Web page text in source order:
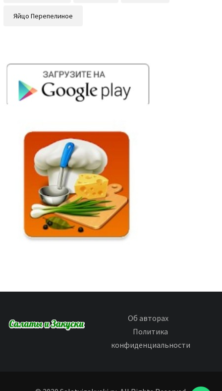
Яйцо Перепелиное
Об авторах
Политика
конфиденциальности